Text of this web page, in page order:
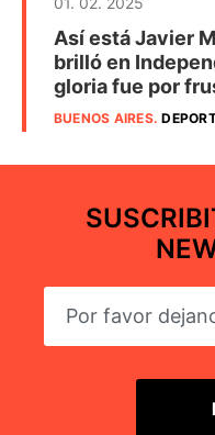
Así está Javier
brilló en
gloria fue por
BUENOS AIRES.